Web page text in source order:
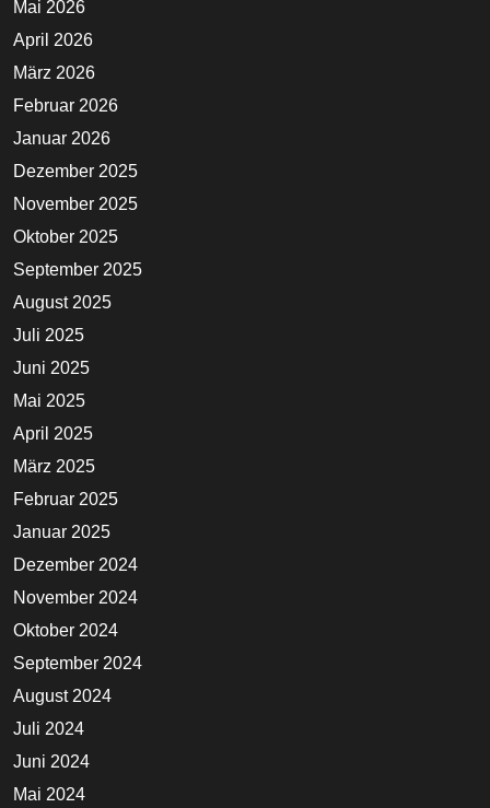
Mai 2026
April 2026
März 2026
Februar 2026
Januar 2026
Dezember 2025
November 2025
Oktober 2025
September 2025
August 2025
Juli 2025
Juni 2025
Mai 2025
April 2025
März 2025
Februar 2025
Januar 2025
Dezember 2024
November 2024
Oktober 2024
September 2024
August 2024
Juli 2024
Juni 2024
Mai 2024